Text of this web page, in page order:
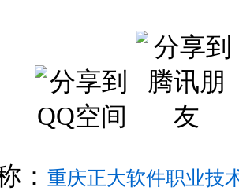
： 重庆正大软件职业技